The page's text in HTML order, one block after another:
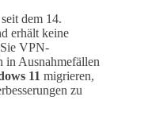
seit dem 14.
erhält keine
Sie VPN-
in Ausnahmefällen
11 migrieren,
zu